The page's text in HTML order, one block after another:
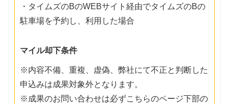
・タイムズのBのWEBサイト経由でタイムズのBの
駐車場を予約し、利用した場合
マイル却下条件
※内容不備、重複、虚偽、弊社にて不正と判断した
申込みは成果対象外となります。
※成果のお問い合わせは必ずこちらのページ下部の